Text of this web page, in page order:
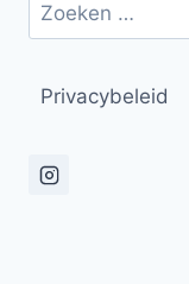
naar:
Privacybeleid